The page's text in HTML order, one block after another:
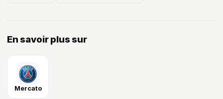
En savoir plus sur
Mercato